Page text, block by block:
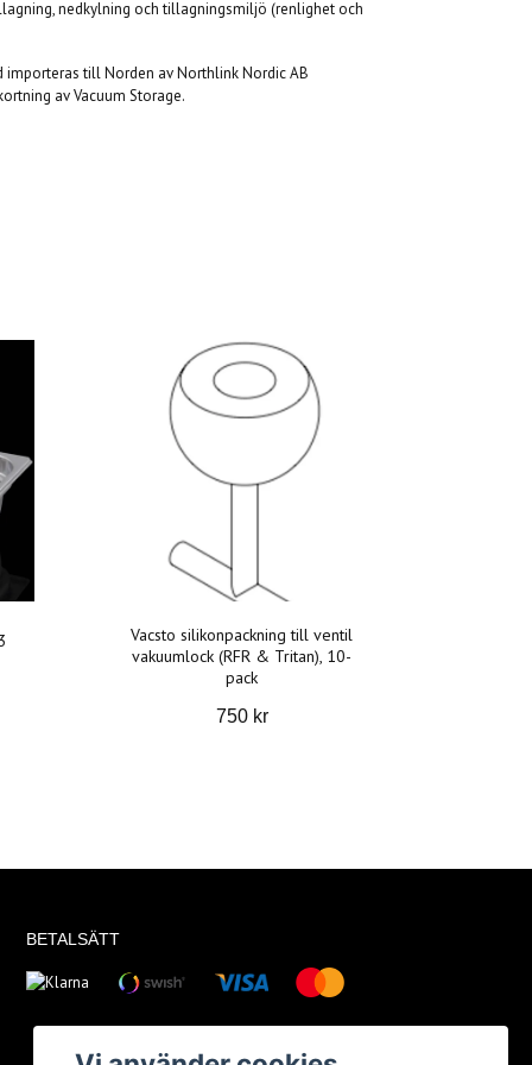
nedkylning och tillagningsmiljö (renlighet och
importeras till Norden av Northlink Nordic AB
av Vacuum Storage.
Vacsto silikonpackning till ventil
vakuumlock (RFR & Tritan), 10-
pack
750 kr
BETALSÄTT